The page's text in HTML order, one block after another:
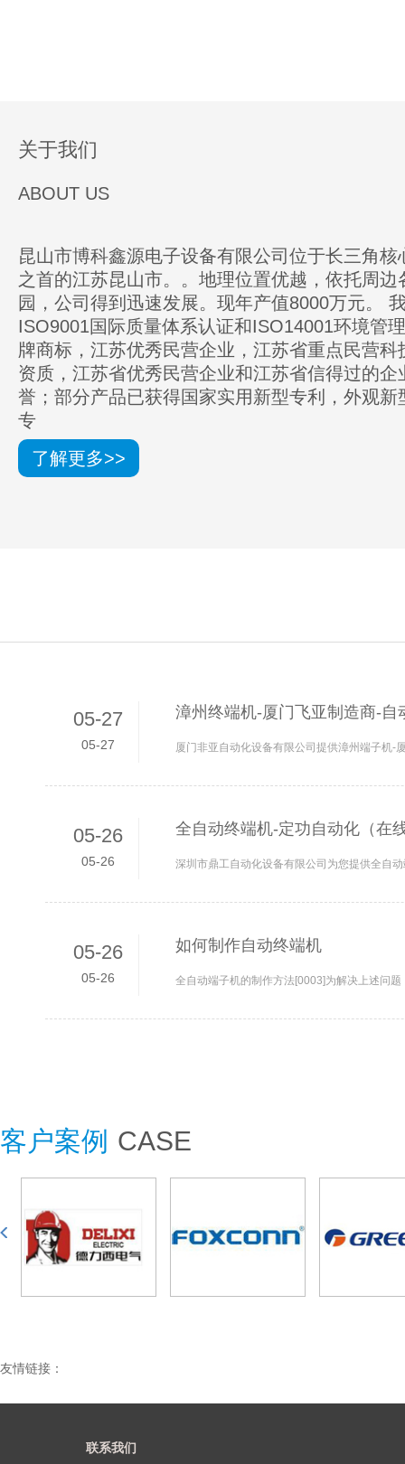
关于我们
ABOUT US
昆山市博科鑫源电子设备有限公司位于长三角核
之首的江苏昆山市。。地理位置优越，依托周边
园，公司得到迅速发展。现年产值8000万元。
ISO9001国际质量体系认证和ISO14001环境管
牌商标，江苏优秀民营企业，江苏省重点民营科
资质，江苏省优秀民营企业和江苏省信得过的企
誉；部分产品已获得国家实用新型专利，外观新
专
了解更多>>
05-27
05-27
漳州终端机-厦门飞亚制造商-自
05-26
05-26
全自动终端机-定功自动化（在
05-26
05-26
如何制作自动终端机
客户案例 CASE
友情链接：
联系我们